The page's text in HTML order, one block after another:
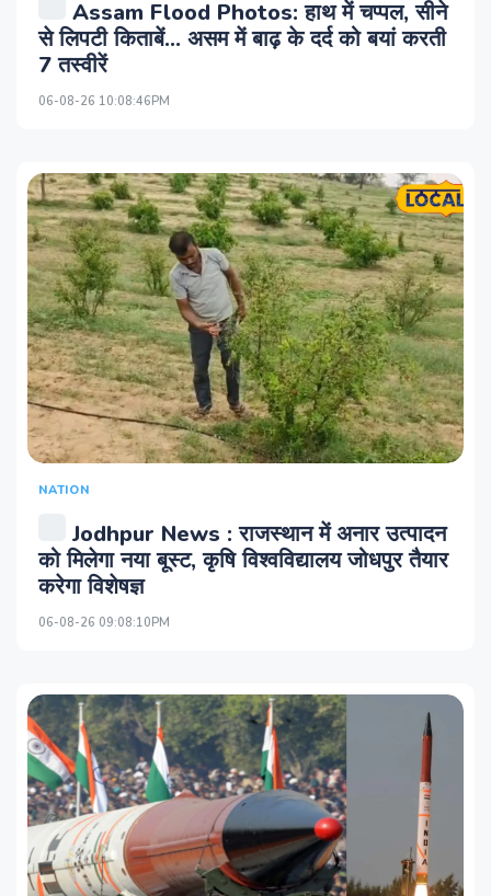
Assam Flood Photos: हाथ में चप्पल, सीने
से लिपटी किताबें... असम में बाढ़ के दर्द को बयां करती
7 तस्वीरें
06-08-26 10:08:46PM
NATION
Jodhpur News : राजस्थान में अनार उत्पादन
को मिलेगा नया बूस्ट, कृषि विश्वविद्यालय जोधपुर तैयार
करेगा विशेषज्ञ
06-08-26 09:08:10PM